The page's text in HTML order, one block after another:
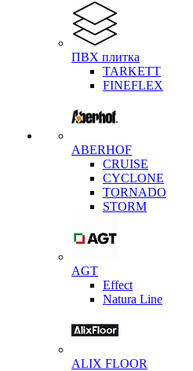
ПВХ плитка
TARKETT
FINEFLEX
ABERHOF
CRUISE
CYCLONE
TORNADO
STORM
AGT
Effect
Natura Line
ALIX FLOOR